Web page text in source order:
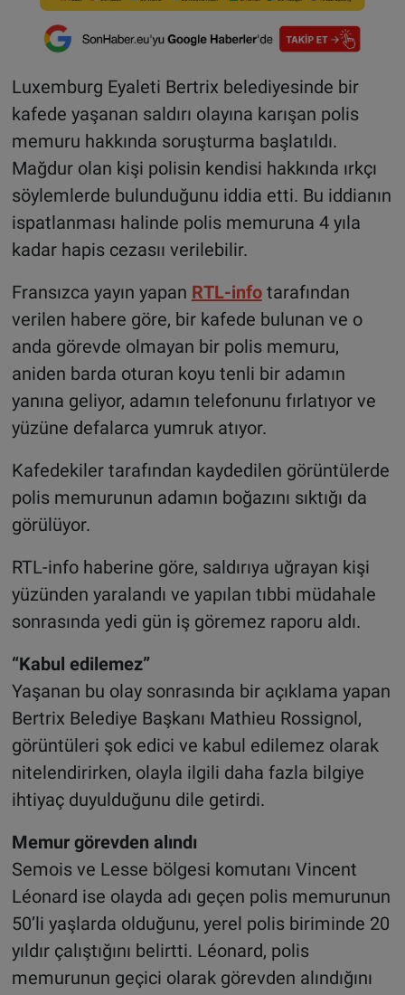
Luxemburg Eyaleti Bertrix belediyesinde bir
kafede yaşanan saldırı olayına karışan polis
memuru hakkında soruşturma başlatıldı.
Mağdur olan kişi polisin kendisi hakkında ırkçı
söylemlerde bulunduğunu iddia etti. Bu iddianın
ispatlanması halinde polis memuruna 4 yıla
kadar hapis cezasıı verilebilir.
Fransızca yayın yapan RTL-infotarafından
verilen habere göre, bir kafede bulunan ve o
anda görevde olmayan bir polis memuru,
aniden barda oturan koyu tenli bir adamın
yanına geliyor, adamın telefonunu fırlatıyor ve
yüzüne defalarca yumruk atıyor.
Kafedekiler tarafından kaydedilen görüntülerde
polis memurunun adamın boğazını sıktığı da
görülüyor.
RTL-info haberine göre, saldırıya uğrayan kişi
yüzünden yaralandı ve yapılan tıbbi müdahale
sonrasında yedi gün iş göremez raporu aldı.
“Kabul edilemez”
Yaşanan bu olay sonrasında bir açıklama yapan
Bertrix Belediye Başkanı Mathieu Rossignol,
görüntüleri şok edici ve kabul edilemez olarak
nitelendirirken, olayla ilgili daha fazla bilgiye
ihtiyaç duyulduğunu dile getirdi.
Memur görevden alındı
Semois ve Lesse bölgesi komutanı Vincent
Léonard ise olayda adı geçen polis memurunun
50’li yaşlarda olduğunu, yerel polis biriminde 20
yıldır çalıştığını belirtti. Léonard, polis
memurunun geçici olarak görevden alındığını